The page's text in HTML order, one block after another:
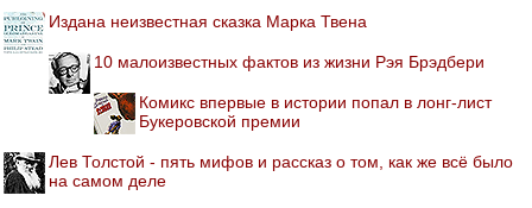
Издана неизвестная сказка Марка Твена
10 малоизвестных фактов из жизни Рэя Брэдбери
Комикс впервые в истории попал в лонг-лист
Букеровской премии
Лев Толстой - пять мифов и рассказ о том, как же всё было
на самом деле